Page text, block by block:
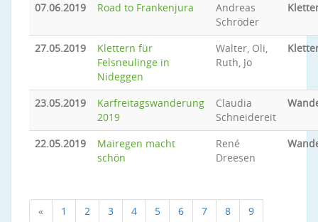
07.06.2019 Road to Frankenjura
Andreas
Schröder
27.05.2019
Klettern für
Felsneulinge in
Nideggen
Walter, Oli,
Ruth, Jo
23.05.2019
Karfreitagswanderung
2019
Claudia
Schneidereit
22.05.2019
Mairegen macht
schön
René
Dreesen
« 1 2 3 4 5 6 7 8 9